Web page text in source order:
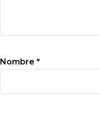
Nombre *